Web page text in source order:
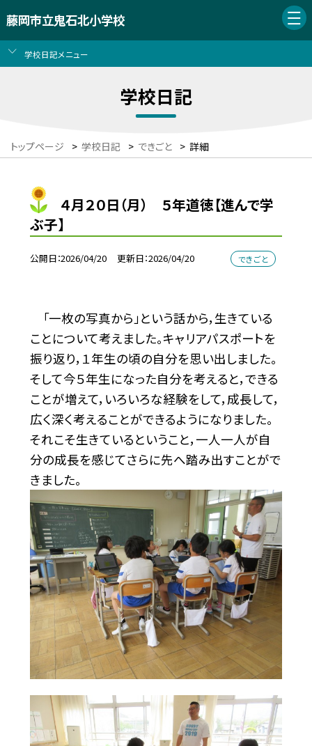
藤岡市立鬼石北小学校
学校日記メニュー
学校日記
トップページ > 学校日記 > できごと > 詳細
４月２０日（月） ５年道徳【進んで学
ぶ子】
公開日 2026/04/20 更新日 2026/04/20 できごと
「一枚の写真から」という話から，生きている
ことについて考えました。キャリアパスポートを
振り返り，１年生の頃の自分を思い出しました。
そして今５年生になった自分を考えると，できる
ことが増えて，いろいろな経験をして，成長して，
広く深く考えることができるようになりました。
それこそ生きているということ，一人一人が自
分の成長を感じてさらに先へ踏み出すことがで
きました。